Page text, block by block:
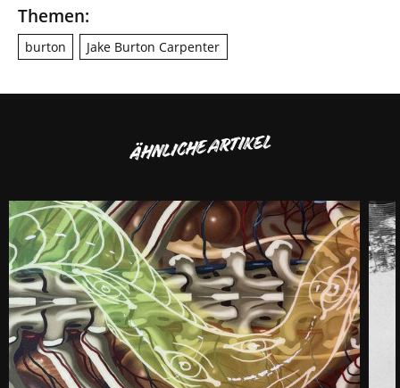
Themen:
burton Jake Burton Carpenter
ÄHNLICHE ARTIKEL